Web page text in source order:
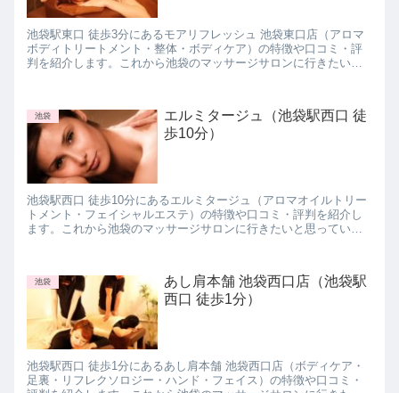
池袋駅東口 徒歩3分にあるモアリフレッシュ 池袋東口店（アロマ
ボディトリートメント・整体・ボディケア）の特徴や口コミ・評
判を紹介します。これから池袋のマッサージサロンに行きたいと
池袋
エルミタージュ（池袋駅西口 徒
歩10分）
池袋駅西口 徒歩10分にあるエルミタージュ（アロマオイルトリー
トメント・フェイシャルエステ）の特徴や口コミ・評判を紹介し
ます。これから池袋のマッサージサロンに行きたいと思っている
池袋
あし肩本舗 池袋西口店（池袋駅
西口 徒歩1分）
池袋駅西口 徒歩1分にあるあし肩本舗 池袋西口店（ボディケア・
足裏・リフレクソロジー・ハンド・フェイス）の特徴や口コミ・